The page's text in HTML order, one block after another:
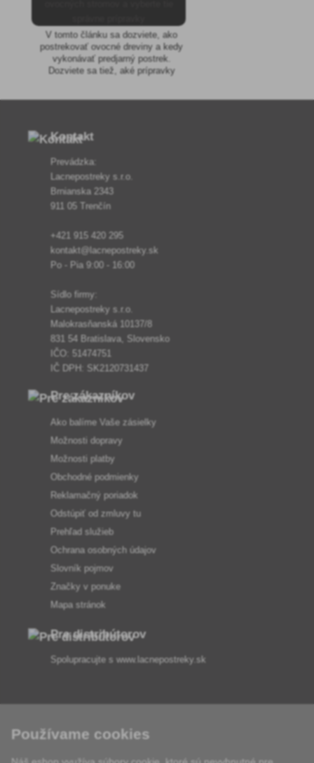
V tomto článku sa dozviete, ako
postrekovať ovocné dreviny a kedy
vykonávať predjarný postrek.
Dozviete sa tiež, aké prípravky
Kontakt
Prevádzka:
Lacnepostreky s.r.o.
Brnianska 2343
911 05 Trenčín
+421 915 420 295
kontakt@lacnepostreky.sk
Po - Pia 9:00 - 16:00
Sídlo firmy:
Lacnepostreky s.r.o.
Malokrasňanská 10137/8
831 54 Bratislava, Slovensko
IČO: 51474751
IČ DPH: SK2120731437
Pre zákazníkov
Ako balíme Vaše zásielky
Možnosti dopravy
Možnosti platby
Obchodné podmienky
Reklamačný poriadok
Odstúpiť od zmluvy tu
Prehľad služieb
Ochrana osobných údajov
Slovník pojmov
Značky v ponuke
Mapa stránok
Pre distribútorov
Spolupracujte s www.lacnepostreky.sk
Vždy vám odborne poradíme
Používame cookies